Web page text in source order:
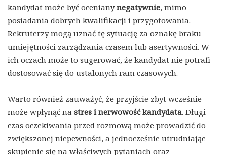
kandydat może być ocenianynegatywnie, mimo
posiadania dobrych kwalifikacji i przygotowania.
Rekruterzy mogą uznać tę sytuację za oznakę braku
umiejętności zarządzania czasem lub asertywności. W
ich oczach może to sugerować, że kandydat nie potrafi
dostosować się do ustalonych ram czasowych.
Warto również zauważyć, że przyjście zbyt wcześnie
może wpłynąć na stres i nerwowość kandydata. Długi
czas oczekiwania przed rozmową może prowadzić do
zwiększonej niepewności, a jednocześnie utrudniając
skupienie się na właściwych pytaniach oraz